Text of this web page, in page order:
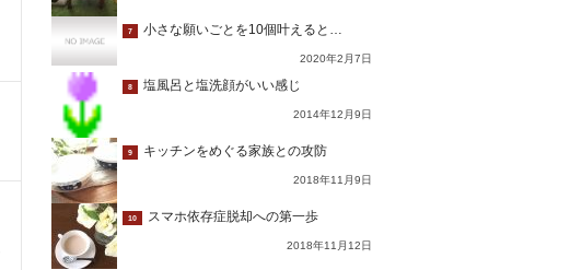
7 小さな願いごとを10個叶えると…
2020年2月7日
8 塩風呂と塩洗顔がいい感じ
2014年12月9日
9 キッチンをめぐる家族との攻防
2018年11月9日
10 スマホ依存症脱却への第一歩
2018年11月12日